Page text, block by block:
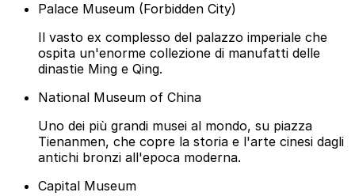
Palace Museum (Forbidden City)
Il vasto ex complesso del palazzo imperiale che
ospita un'enorme collezione di manufatti delle
dinastie Ming e Qing.
National Museum of China
Uno dei più grandi musei al mondo, su piazza
Tienanmen, che copre la storia e l'arte cinesi dagli
antichi bronzi all'epoca moderna.
Capital Museum